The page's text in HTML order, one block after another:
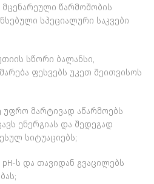
წარმოშობის
სპეციალური საკვები
სწორი ბალანსი,
ფესვებს უკეთ შეითვისოს
უფრო მარტივად აწარმოებს
ენერგიას და შედეგად
სიტუაციებს;
pH-ს და თავიდან გვაცილებს